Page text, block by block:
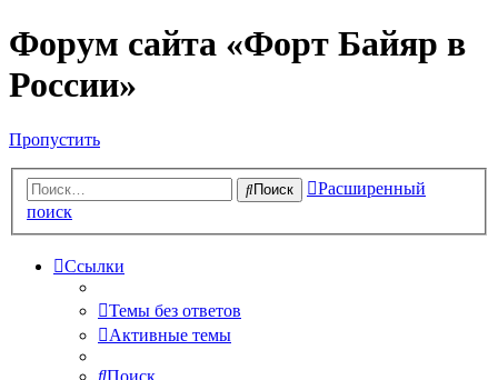
Форум сайта «Форт Байяр в
России»
Пропустить
Поиск
Расширенный
поиск
Ссылки
Темы без ответов
Активные темы